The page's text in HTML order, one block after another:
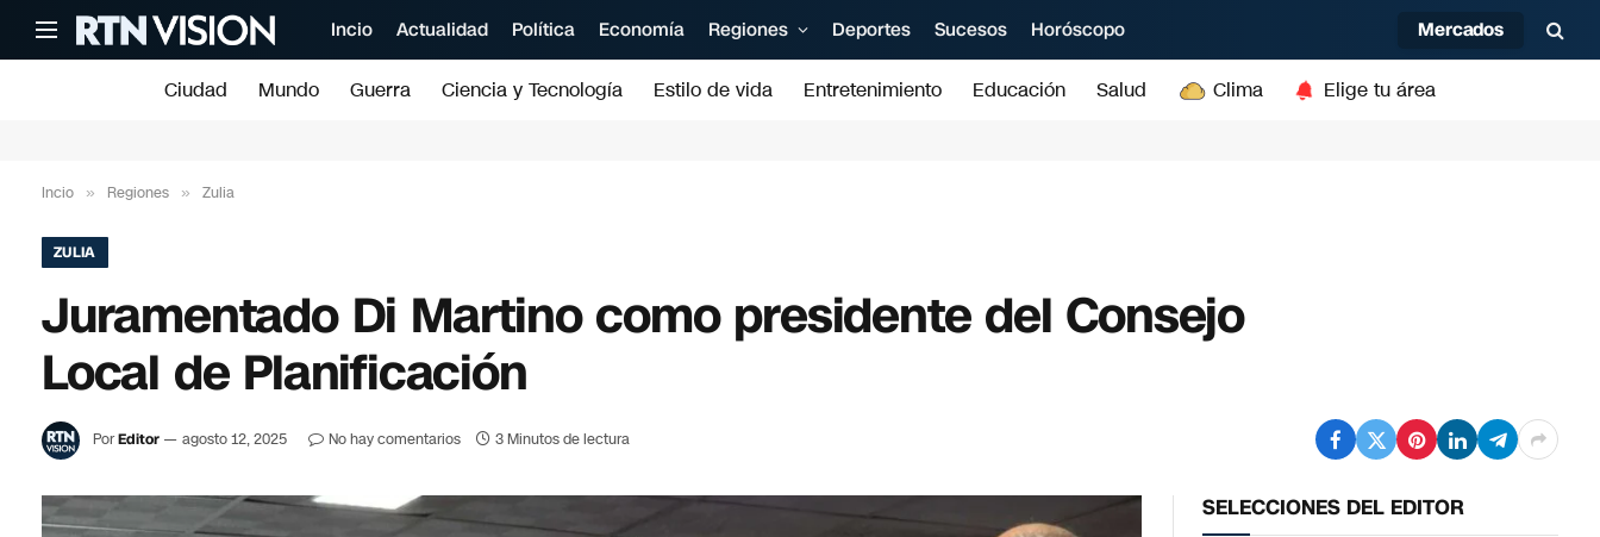
Incio Actualidad Política Economía Regiones Deportes Sucesos Horóscopo Mercados
Ciudad Mundo Guerra Ciencia y Tecnología Estilo de vida Entretenimiento Educación Salud Clima Elige tu área
Incio » Regiones » Zulia
ZULIA
Juramentado Di Martino como presidente del Consejo
Local de Planificación
PorEditor agosto 12, 2025 No hay comentarios 3 Minutos de lectura
SELECCIONES DEL EDITOR